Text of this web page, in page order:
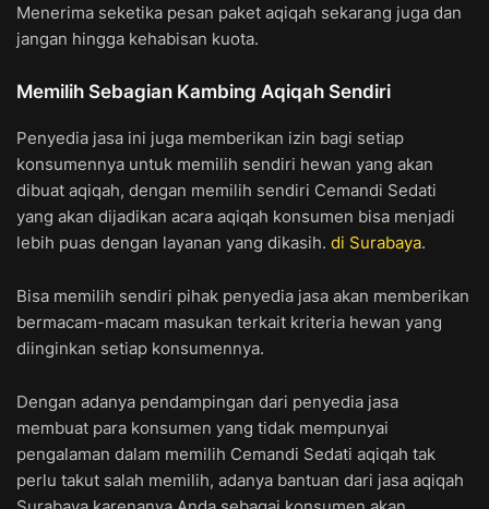
Menerima seketika pesan paket aqiqah sekarang juga dan
jangan hingga kehabisan kuota.
Memilih Sebagian Kambing Aqiqah Sendiri
Penyedia jasa ini juga memberikan izin bagi setiap
konsumennya untuk memilih sendiri hewan yang akan
dibuat aqiqah, dengan memilih sendiri Cemandi Sedati
yang akan dijadikan acara aqiqah konsumen bisa menjadi
lebih puas dengan layanan yang dikasih. di Surabaya.
Bisa memilih sendiri pihak penyedia jasa akan memberikan
bermacam-macam masukan terkait kriteria hewan yang
diinginkan setiap konsumennya.
Dengan adanya pendampingan dari penyedia jasa
membuat para konsumen yang tidak mempunyai
pengalaman dalam memilih Cemandi Sedati aqiqah tak
perlu takut salah memilih, adanya bantuan dari jasa aqiqah